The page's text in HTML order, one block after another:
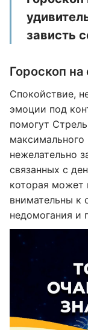
зависть
Гороскоп
Спокойствие,
эмоции под
помогут
максимального
нежелательно
связанных с
которая может
внимательны к
недомогания и